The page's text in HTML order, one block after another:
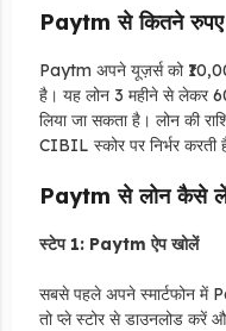
Paytm से कितने रुपए
Paytm अपने यूज़र्स को
है। यह लोन 3 महीने से लेकर
लिया जा सकता है। लोन की
CIBIL स्कोर पर निर्भर करती
Paytm से लोन कैसे
स्टेप 1: Paytm ऐप खोलें
सबसे पहले अपने स्मार्टफोन में
तो प्ले स्टोर से डाउनलोड करें